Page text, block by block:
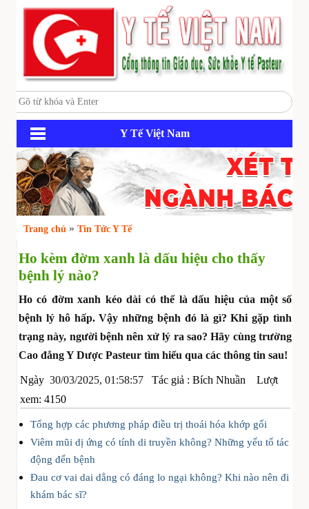
Y Tế Việt Nam
Trang chủ » Tin Tức Y Tế
Ho kèm đờm xanh là dấu hiệu cho thấy
bệnh lý nào?
Ho có đờm xanh kéo dài có thể là dấu hiệu của một số
bệnh lý hô hấp. Vậy những bệnh đó là gì? Khi gặp tình
trạng này, người bệnh nên xử lý ra sao? Hãy cùng trường
Cao đẳng Y Dược Pasteur tìm hiểu qua các thông tin sau!
Ngày 30/03/2025, 01:58:57 Tác giả : Bích Nhuần Lượt
xem: 4150
Tổng hợp các phương pháp điều trị thoái hóa khớp gối
Viêm mũi dị ứng có tính di truyền không? Những yếu tố tác
động đến bệnh
Đau cơ vai dai dẳng có đáng lo ngại không? Khi nào nên đi
khám bác sĩ?